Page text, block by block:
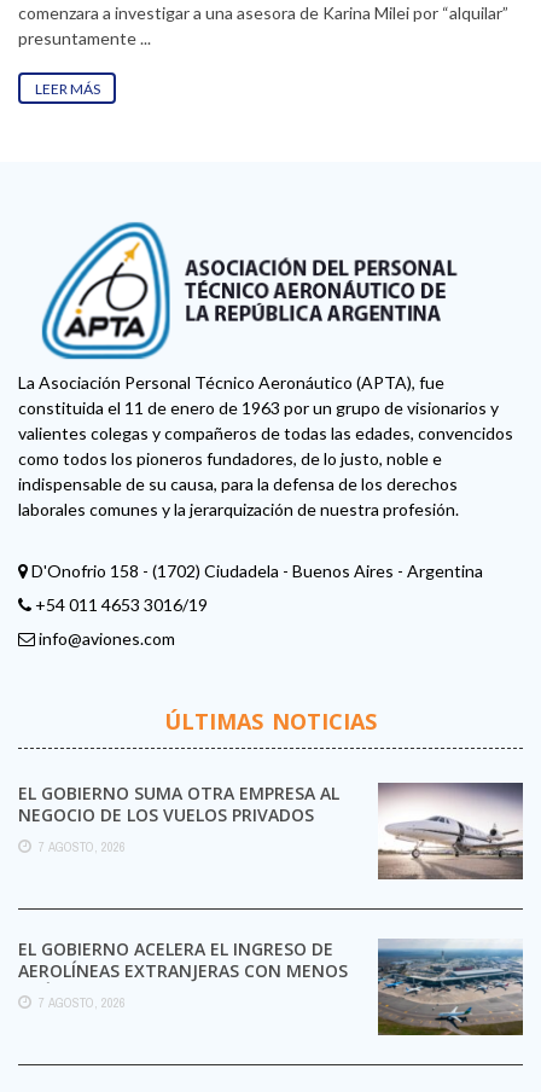
comenzara a investigar a una asesora de Karina Milei por “alquilar”
presuntamente ...
LEER MÁS
La Asociación Personal Técnico Aeronáutico (APTA), fue
constituida el 11 de enero de 1963 por un grupo de visionarios y
valientes colegas y compañeros de todas las edades, convencidos
como todos los pioneros fundadores, de lo justo, noble e
indispensable de su causa, para la defensa de los derechos
laborales comunes y la jerarquización de nuestra profesión.
D'Onofrio 158 - (1702) Ciudadela - Buenos Aires - Argentina
+54 011 4653 3016/19
info@aviones.com
ÚLTIMAS NOTICIAS
EL GOBIERNO SUMA OTRA EMPRESA AL
NEGOCIO DE LOS VUELOS PRIVADOS
7 AGOSTO, 2026
EL GOBIERNO ACELERA EL INGRESO DE
AEROLÍNEAS EXTRANJERAS CON MENOS
TRÁMITES
7 AGOSTO, 2026